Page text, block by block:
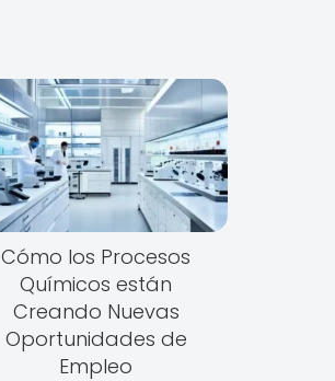
Cómo los Procesos
Químicos están
Creando Nuevas
Oportunidades de
Empleo